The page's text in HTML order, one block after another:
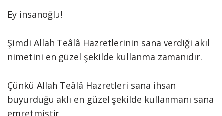
Ey insanoğlu!
Şimdi Allah Teâlâ Hazretlerinin sana verdiği akıl
nimetini en güzel şekilde kullanma zamanıdır.
Çünkü Allah Teâlâ Hazretleri sana ihsan
buyurduğu aklı en güzel şekilde kullanmanı sana
emretmiştir.